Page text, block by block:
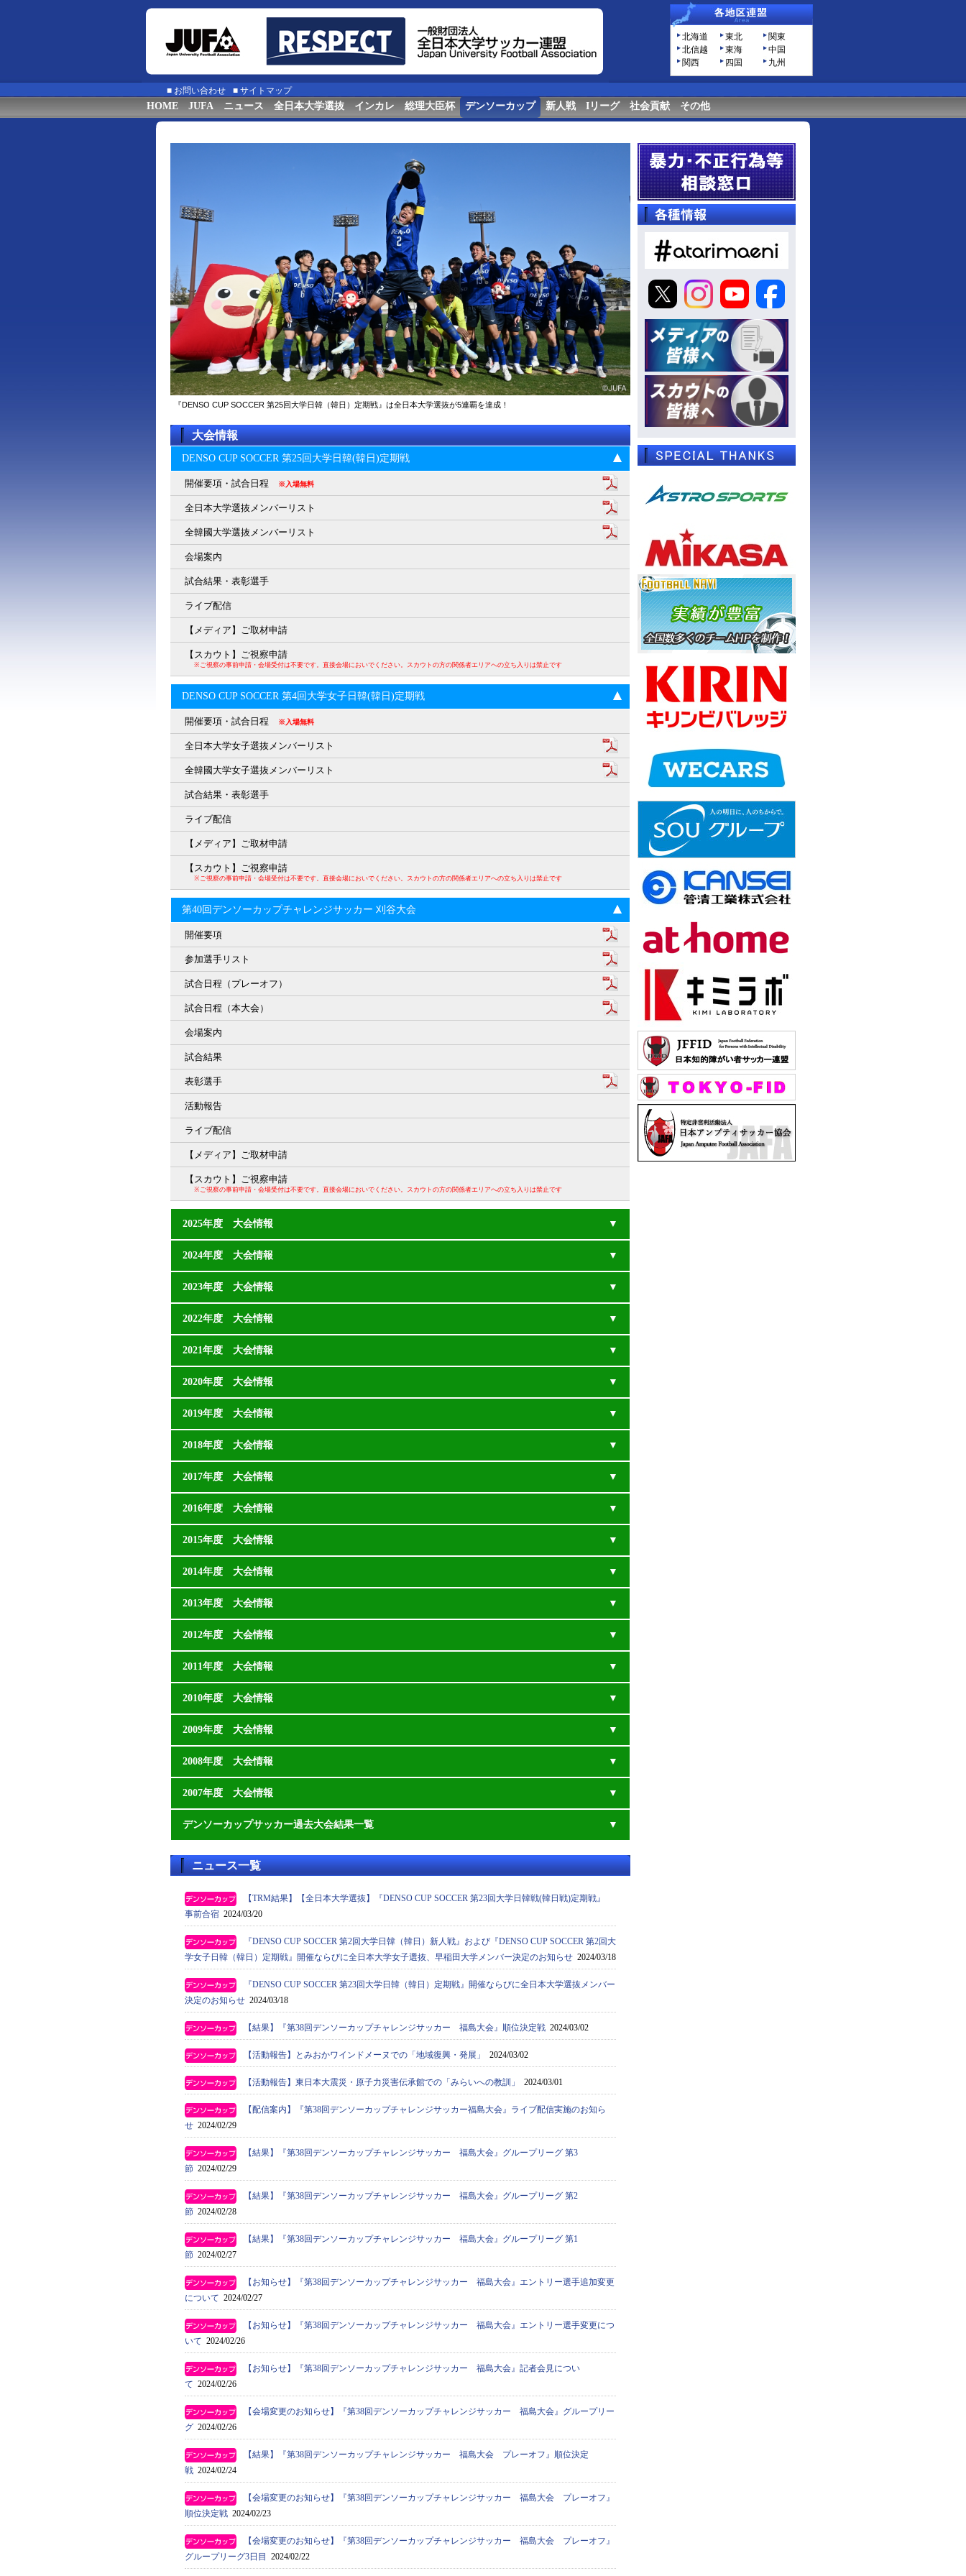
北海道 東北
関東
北信越
東海
中国
関西
四国 九州
■ お問い合わせ ■ サイトマップ
HOME JUFA ニュース 全日本大学選抜 インカレ 総理大臣杯 デンソーカップ 新人戦 Iリーグ 社会貢献 その他
『DENSO CUP SOCCER 第25回大学日韓（韓日）定期戦』は全日本大学選抜が5連覇を達成！
大会情報
DENSO CUP SOCCER 第25回大学日韓(韓日)定期戦
開催要項・試合日程 ※入場無料
全日本大学選抜メンバーリスト
全韓國大学選抜メンバーリスト
会場案内
試合結果・表彰選手
ライブ配信
【メディア】ご取材申請
【スカウト】ご視察申請
※ご視察の事前申請・会場受付は不要です。直接会場においでください。スカウトの方の関係者エリアへの立ち入りは禁止です
DENSO CUP SOCCER 第4回大学女子日韓(韓日)定期戦
開催要項・試合日程 ※入場無料
全日本大学女子選抜メンバーリスト
全韓國大学女子選抜メンバーリスト
試合結果・表彰選手
ライブ配信
【メディア】ご取材申請
【スカウト】ご視察申請
※ご視察の事前申請・会場受付は不要です。直接会場においでください。スカウトの方の関係者エリアへの立ち入りは禁止です
第40回デンソーカップチャレンジサッカー 刈谷大会
開催要項
参加選手リスト
試合日程（プレーオフ）
試合日程（本大会）
会場案内
試合結果
表彰選手
活動報告
ライブ配信
【メディア】ご取材申請
【スカウト】ご視察申請
※ご視察の事前申請・会場受付は不要です。直接会場においでください。スカウトの方の関係者エリアへの立ち入りは禁止です
2025年度 大会情報
2024年度 大会情報
2023年度 大会情報
2022年度 大会情報
2021年度 大会情報
2020年度 大会情報
2019年度 大会情報
2018年度 大会情報
2017年度 大会情報
2016年度 大会情報
2015年度 大会情報
2014年度 大会情報
2013年度 大会情報
2012年度 大会情報
2011年度 大会情報
2010年度 大会情報
2009年度 大会情報
2008年度 大会情報
2007年度 大会情報
デンソーカップサッカー過去大会結果一覧
ニュース一覧
【TRM結果】【全日本大学選抜】『DENSO CUP SOCCER 第23回大学日韓戦(韓日戦)定期戦』
事前合宿 2024/03/20
『DENSO CUP SOCCER 第2回大学日韓（韓日）新人戦』および『DENSO CUP SOCCER 第2回大
学女子日韓（韓日）定期戦』開催ならびに全日本大学女子選抜、早稲田大学メンバー決定のお知らせ 2024/03/18
『DENSO CUP SOCCER 第23回大学日韓（韓日）定期戦』開催ならびに全日本大学選抜メンバー
決定のお知らせ 2024/03/18
【結果】『第38回デンソーカップチャレンジサッカー 福島大会』順位決定戦 2024/03/02
【活動報告】とみおかワインドメーヌでの「地域復興・発展」 2024/03/02
【活動報告】東日本大震災・原子力災害伝承館での「みらいへの教訓」 2024/03/01
【配信案内】『第38回デンソーカップチャレンジサッカー福島大会』ライブ配信実施のお知ら
せ 2024/02/29
【結果】『第38回デンソーカップチャレンジサッカー 福島大会』グループリーグ 第3
節 2024/02/29
【結果】『第38回デンソーカップチャレンジサッカー 福島大会』グループリーグ 第2
節 2024/02/28
【結果】『第38回デンソーカップチャレンジサッカー 福島大会』グループリーグ 第1
節 2024/02/27
【お知らせ】『第38回デンソーカップチャレンジサッカー 福島大会』エントリー選手追加変更
について 2024/02/27
【お知らせ】『第38回デンソーカップチャレンジサッカー 福島大会』エントリー選手変更につ
いて 2024/02/26
【お知らせ】『第38回デンソーカップチャレンジサッカー 福島大会』記者会見につい
て 2024/02/26
【会場変更のお知らせ】『第38回デンソーカップチャレンジサッカー 福島大会』グループリー
グ 2024/02/26
【結果】『第38回デンソーカップチャレンジサッカー 福島大会 プレーオフ』順位決定
戦 2024/02/24
【会場変更のお知らせ】『第38回デンソーカップチャレンジサッカー 福島大会 プレーオフ』
順位決定戦 2024/02/23
【会場変更のお知らせ】『第38回デンソーカップチャレンジサッカー 福島大会 プレーオフ』
グループリーグ3日目 2024/02/22